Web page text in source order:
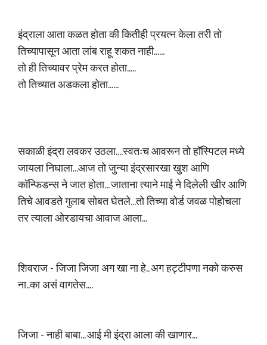
इंद्राला आता कळत होता की कितीही प्रयत्न केला तरी तो
तिच्यापासून आता लांब राहू शकत नाही......
तो ही तिच्यावर प्रेम करत होता.....
तो तिच्यात अडकला होता......
सकाळी इंद्रा लवकर उठला....स्वतःच आवरून तो हॉस्पिटल मध्ये
जायला निघाला...आज तो जुन्या इंद्रसारखा खुश आणि
कॉन्फिडन्स ने जात होता... जाताना त्याने माई ने दिलेली खीर आणि
तिचे आवडते गुलाब सोबत घेतले...तो तिच्या वोर्ड जवळ पोहोचला
तर त्याला ओरडायचा आवाज आला...
शिवराज - जिजा जिजा अग खा ना हे.. अग हट्टीपणा नको करुस
ना..का असं वागतेस....
जिजा - नाही बाबा... आई मी इंद्रा आला की खाणार...